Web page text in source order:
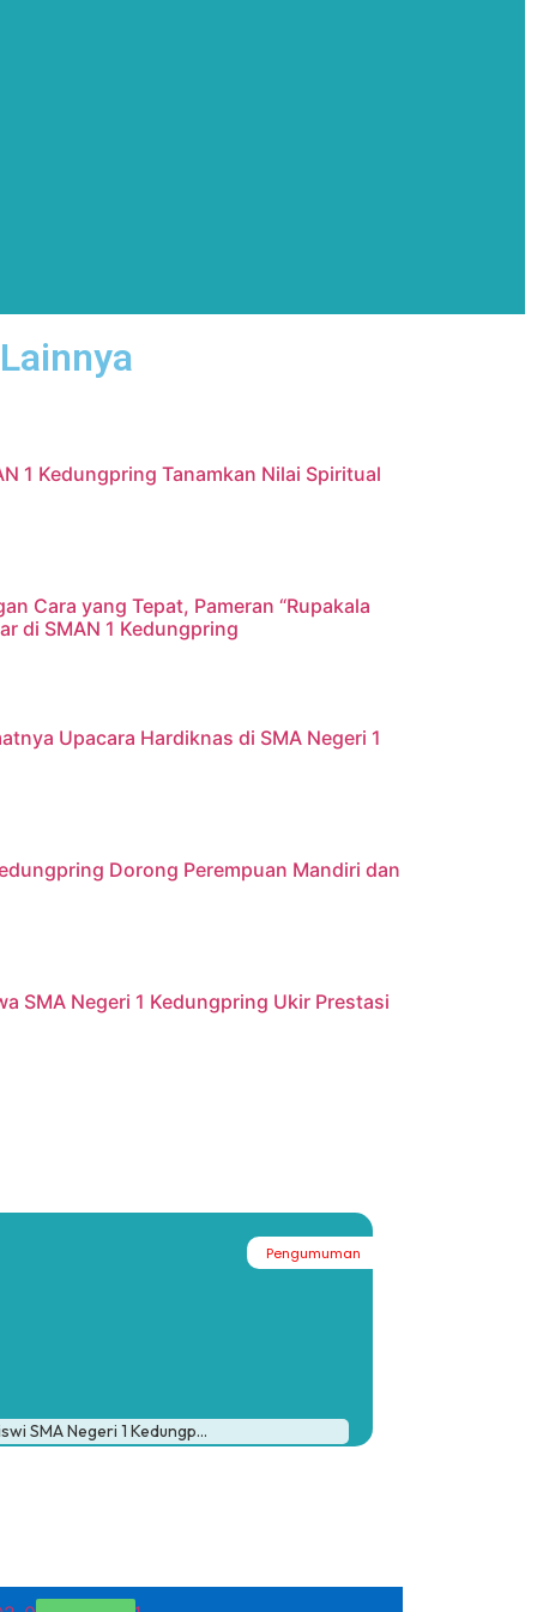
1 Kedungpring Tanamkan Nilai Spiritual
Cara yang Tepat, Pameran “Rupakala
di SMAN 1 Kedungpring
Upacara Hardiknas di SMA Negeri 1
Dorong Perempuan Mandiri dan
SMA Negeri 1 Kedungpring Ukir Prestasi
Pengumuman
SMA Negeri 1 Kedungp...